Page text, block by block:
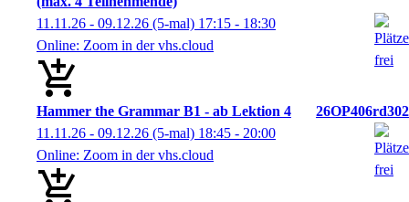
11.11.26 - 09.12.26 (5-mal) 17:15 - 18:30
Online: Zoom in der vhs.cloud
Hammer the Grammar B1 - ab Lektion 4
26OP406rd302
11.11.26 - 09.12.26 (5-mal) 18:45 - 20:00
Online: Zoom in der vhs.cloud